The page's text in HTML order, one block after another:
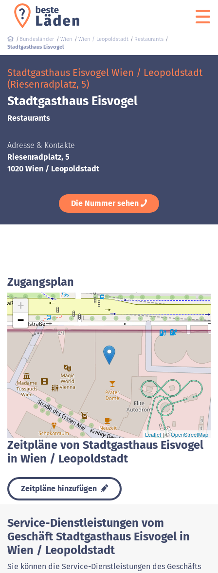
Bundesländer Wien Wien / Leopoldstadt
Restaurants
Stadtgasthaus Eisvogel
Stadtgasthaus Eisvogel Wien / Leopoldstadt
(Riesenradplatz, 5)
Stadtgasthaus Eisvogel
Restaurants
Adresse & Kontakte
Riesenradplatz, 5
1020 Wien / Leopoldstadt
Die Nummer sehen
Zugangsplan
+
−
Leaflet | ©OpenStreetMap
Zeitpläne von Stadtgasthaus Eisvogel
in Wien / Leopoldstadt
Zeitpläne hinzufügen
Service-Dienstleistungen vom
Geschäft Stadtgasthaus Eisvogel in
Wien / Leopoldstadt
Sie können die Service-Dienstleistungen des Geschäfts